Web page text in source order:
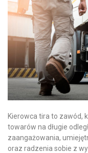
Kierowca tira to zawód,
towarów na długie
zaangażowania,
oraz radzenia sobie z